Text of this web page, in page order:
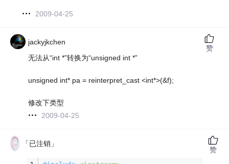
2009-04-25
jackyjkchen
无法从“int *”转换为“unsigned int *”
unsigned int* pa = reinterpret_cast <int*>(&f);
修改下类型
2009-04-25
赞
「已注销」
赞